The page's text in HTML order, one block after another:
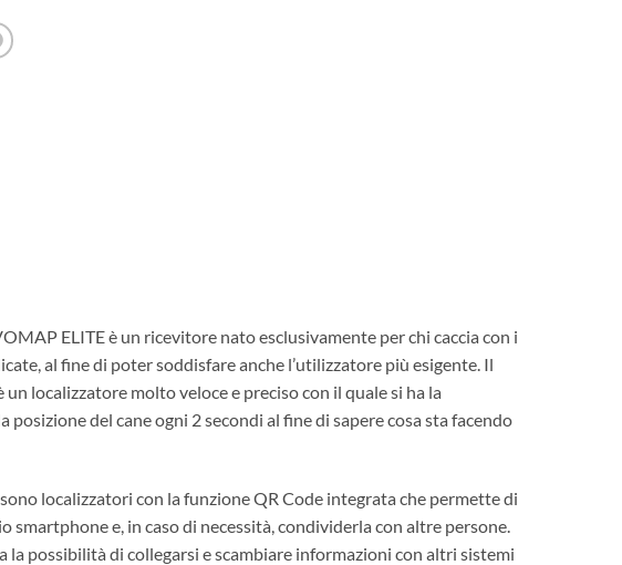
ELITE è un ricevitore nato esclusivamente per chi caccia con i
al fine di poter soddisfare anche l’utilizzatore più esigente. Il
localizzatore molto veloce e preciso con il quale si ha la
del cane ogni 2 secondi al fine di sapere cosa sta facendo
localizzatori con la funzione QR Code integrata che permette di
e, in caso di necessità, condividerla con altre persone.
possibilità di collegarsi e scambiare informazioni con altri sistemi